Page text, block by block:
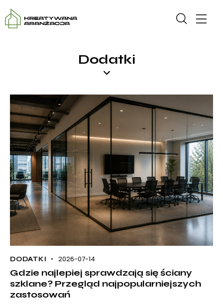
Dodatki
DODATKI 2026-07-14
Gdzie najlepiej sprawdzają się ściany
szklane? Przegląd najpopularniejszych
zastosowań